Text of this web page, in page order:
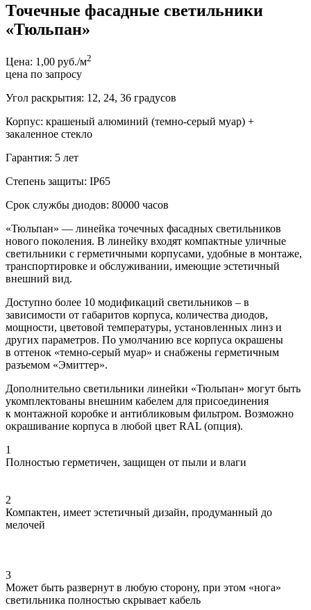
Точечные фасадные светильники
«Тюльпан»
Цена: 1,00 руб./м2
цена по запросу
Угол раскрытия: 12, 24, 36 градусов
Корпус: крашеный алюминий (темно-серый муар) +
закаленное стекло
Гарантия: 5 лет
Степень защиты: IP65
Срок службы диодов: 80000 часов
«Тюльпан» — линейка точечных фасадных светильников
нового поколения. В линейку входят компактные уличные
светильники с герметичными корпусами, удобные в монтаже,
транспортировке и обслуживании, имеющие эстетичный
внешний вид.
Доступно более 10 модификаций светильников – в
зависимости от габаритов корпуса, количества диодов,
мощности, цветовой температуры, установленных линз и
других параметров. По умолчанию все корпуса окрашены
в оттенок «темно-серый муар» и снабжены герметичным
разъемом «Эмиттер».
Дополнительно светильники линейки «Тюльпан» могут быть
укомплектованы внешним кабелем для присоединения
к монтажной коробке и антибликовым фильтром. Возможно
окрашивание корпуса в любой цвет RAL (опция).
1
Полностью герметичен, защищен от пыли и влаги
2
Компактен, имеет эстетичный дизайн, продуманный до
мелочей
3
Может быть развернут в любую сторону, при этом «нога»
светильника полностью скрывает кабель